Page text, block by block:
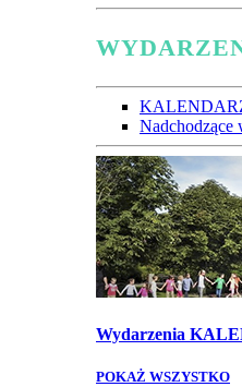
Nadchodzące
Wydarzenia
POKAŻ WSZYSTKO